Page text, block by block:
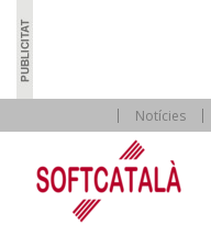
Notícies